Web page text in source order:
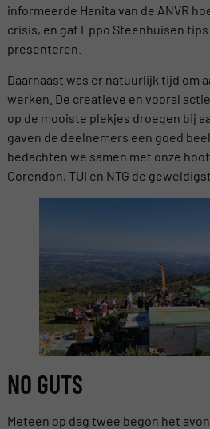
informeerde Hanita van de ANVR
crisis, en gaf Eppo Steenhuisen
presenteren.
Daarnaast was er natuurlijk tijd om
werken. De creatieve en vooral
op de mooiste plekjes droegen bij
gaven de deelnemers een goed
bedachten we samen met onze
Corendon, TUI en NTG de
NO GUTS
Meteen op dag twee begon het